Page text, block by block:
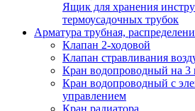
Ящик для хранения
термоусадочных трубок
Арматура трубная,
Клапан 2-ходовой
Клапан стравливания
Кран водопроводный на 3
Кран водопроводный с
управлением
Кран радиатора